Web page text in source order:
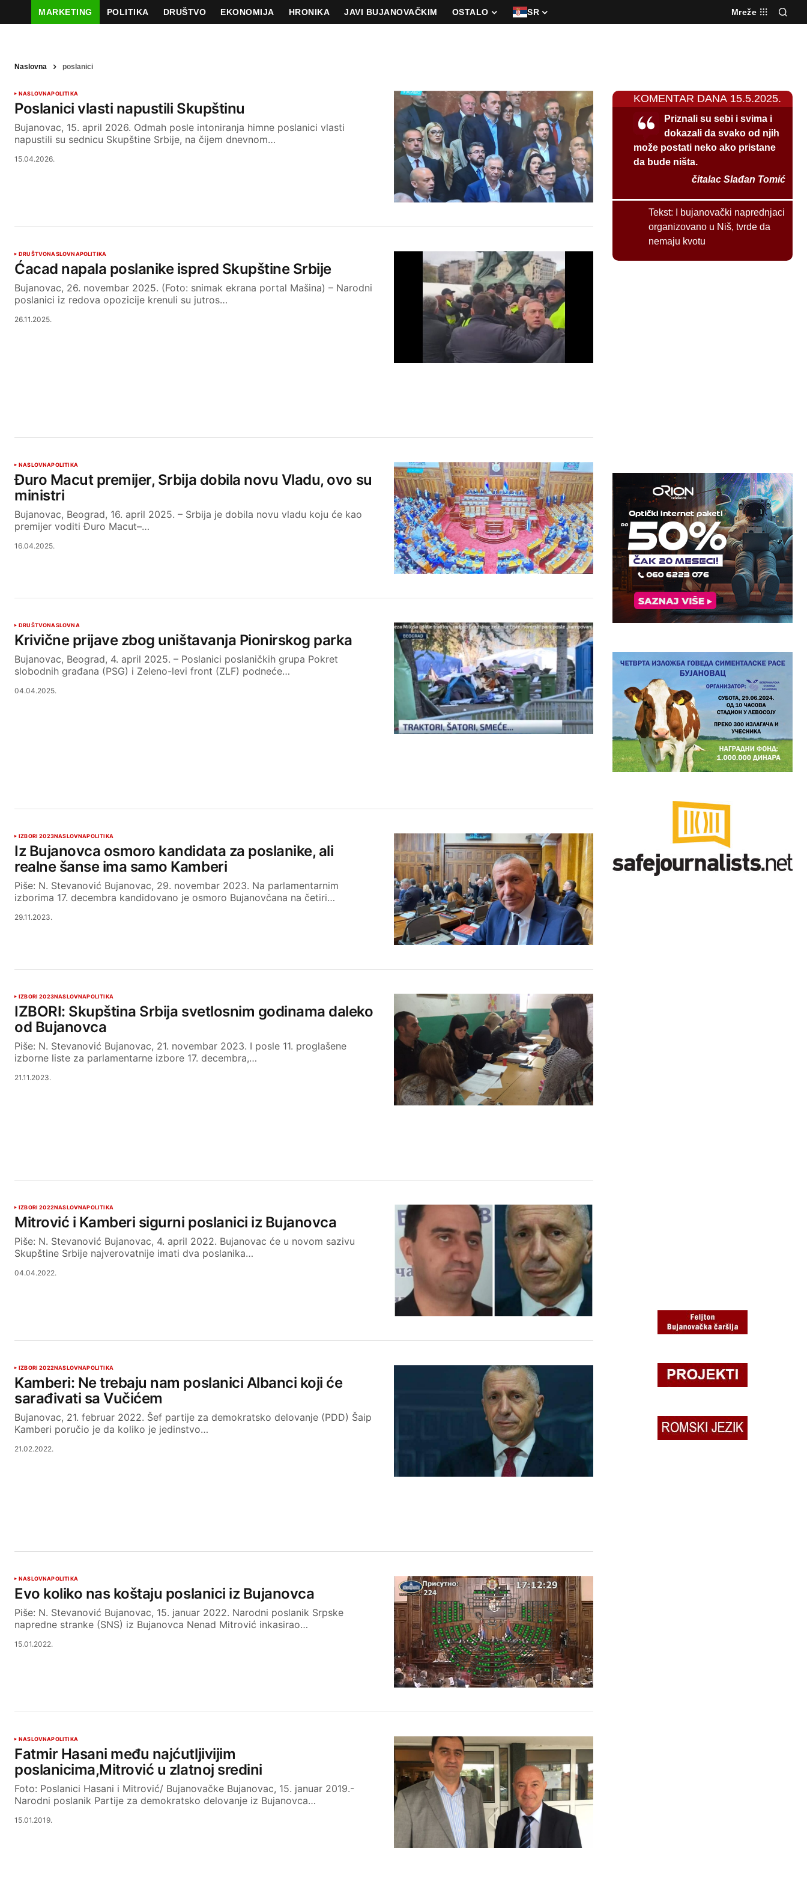
MARKETING POLITIKA DRUŠTVO EKONOMIJA HRONIKA JAVI BUJANOVAČKIM OSTALO SR Mreže
Naslovna poslanici
NASLOVNAPOLITIKA
Poslanici vlasti napustili Skupštinu
Bujanovac, 15. april 2026. Odmah posle intoniranja himne poslanici vlasti
napustili su sednicu Skupštine Srbije, na čijem dnevnom…
15.04.2026.
DRUŠTVONASLOVNAPOLITIKA
Ćacad napala poslanike ispred Skupštine Srbije
Bujanovac, 26. novembar 2025. (Foto: snimak ekrana portal Mašina) – Narodni
poslanici iz redova opozicije krenuli su jutros…
26.11.2025.
NASLOVNAPOLITIKA
Đuro Macut premijer, Srbija dobila novu Vladu, ovo su
ministri
Bujanovac, Beograd, 16. april 2025. – Srbija je dobila novu vladu koju će kao
premijer voditi Đuro Macut–…
16.04.2025.
DRUŠTVONASLOVNA
Krivične prijave zbog uništavanja Pionirskog parka
Bujanovac, Beograd, 4. april 2025. – Poslanici poslaničkih grupa Pokret
slobodnih građana (PSG) i Zeleno-levi front (ZLF) podneće…
04.04.2025.
IZBORI 2023NASLOVNAPOLITIKA
Iz Bujanovca osmoro kandidata za poslanike, ali
realne šanse ima samo Kamberi
Piše: N. Stevanović Bujanovac, 29. novembar 2023. Na parlamentarnim
izborima 17. decembra kandidovano je osmoro Bujanovčana na četiri…
29.11.2023.
IZBORI 2023NASLOVNAPOLITIKA
IZBORI: Skupština Srbija svetlosnim godinama daleko
od Bujanovca
Piše: N. Stevanović Bujanovac, 21. novembar 2023. I posle 11. proglašene
izborne liste za parlamentarne izbore 17. decembra,…
21.11.2023.
IZBORI 2022NASLOVNAPOLITIKA
Mitrović i Kamberi sigurni poslanici iz Bujanovca
Piše: N. Stevanović Bujanovac, 4. april 2022. Bujanovac će u novom sazivu
Skupštine Srbije najverovatnije imati dva poslanika…
04.04.2022.
IZBORI 2022NASLOVNAPOLITIKA
Kamberi: Ne trebaju nam poslanici Albanci koji će
sarađivati sa Vučićem
Bujanovac, 21. februar 2022. Šef partije za demokratsko delovanje (PDD) Šaip
Kamberi poručio je da koliko je jedinstvo…
21.02.2022.
NASLOVNAPOLITIKA
Evo koliko nas koštaju poslanici iz Bujanovca
Piše: N. Stevanović Bujanovac, 15. januar 2022. Narodni poslanik Srpske
napredne stranke (SNS) iz Bujanovca Nenad Mitrović inkasirao…
15.01.2022.
NASLOVNAPOLITIKA
Fatmir Hasani među najćutljivijim
poslanicima,Mitrović u zlatnoj sredini
Foto: Poslanici Hasani i Mitrović/ Bujanovačke Bujanovac, 15. januar 2019.-
Narodni poslanik Partije za demokratsko delovanje iz Bujanovca…
15.01.2019.
KOMENTAR DANA 15.5.2025.
Priznali su sebi i svima i
dokazali da svako od njih
može postati neko ako pristane
da bude ništa.
čitalac Slađan Tomić
Tekst:
I bujanovački naprednjaci
organizovano u Niš, tvrde da
nemaju kvotu